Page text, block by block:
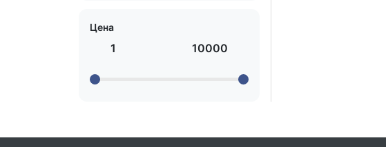
Цена
1 10000